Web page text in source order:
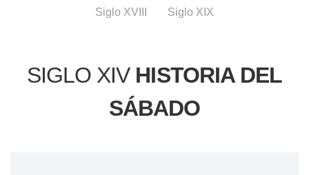
Siglo XVIII Siglo XIX
SIGLO XIV HISTORIA DEL
SÁBADO